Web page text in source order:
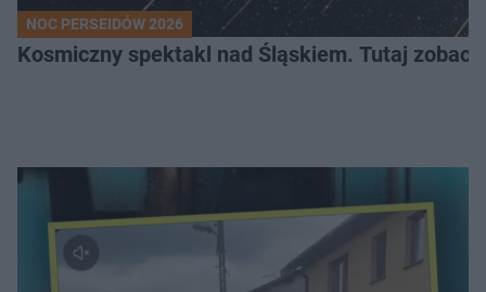
NOC PERSEIDÓW 2026
Kosmiczny spektakl nad Śląskiem. Tutaj